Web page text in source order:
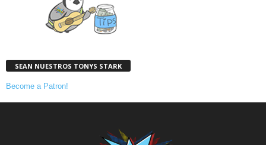
SEAN NUESTROS TONYS STARK
Become a Patron!